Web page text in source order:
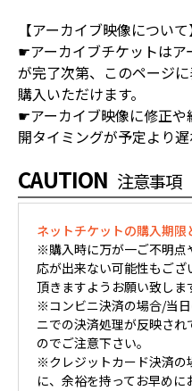
【アーカイブ映像について
☛アーカイブチケットはア
が完了次第、このページ
購入いただけます。
☛アーカイブ映像に修正
開タイミングが予定より遅
CAUTION 注意事項
ネットチケットの購入期限
※購入時に万が一ご不明点
応が出来ない可能性もご
頂きますようお願い致しま
※コンビニ決済の場合/当
ニでの決済処理が反映さ
のでご注意下さい。
※クレジットカード決済の
に、余裕を持ってお早め